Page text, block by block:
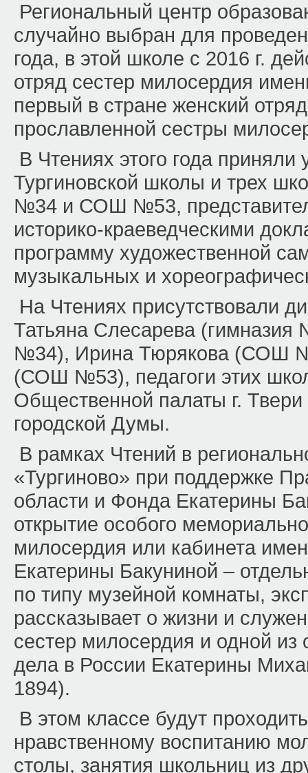
Региональный центр
случайно выбран для
года, в этой школе с 2016 г.
отряд сестер милосердия
первый в стране женский
прославленной сестры
В Чтениях этого года приняли
Тургиновской школы и трех
№34 и СОШ №53,
историко-краеведческими
программу художественной
музыкальных и
На Чтениях присутствовали
Татьяна Слесарева
№34), Ирина Тюрякова (СОШ
(СОШ №53), педагоги этих
Общественной палаты г.
городской Думы.
В рамках Чтений в
«Тургиново» при поддержке
области и Фонда Екатерины
открытие особого
милосердия или кабинета
Екатерины Бакуниной –
по типу музейной комнаты,
рассказывает о жизни и
сестер милосердия и одной из
дела в России Екатерины
1894).
В этом классе будут
нравственному воспитанию
столы, занятия школьниц из